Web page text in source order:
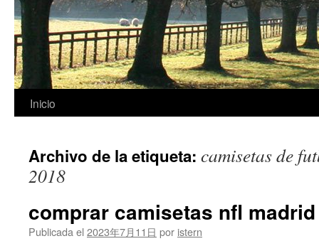
Saltar
contenido
Inicio
Archivo de la etiqueta: camisetas de
2018
comprar camisetas nfl madrid
Publicada el 2023年7月11日 por istern